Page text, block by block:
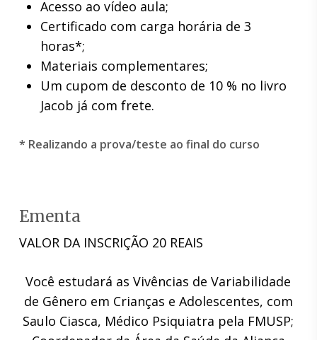
Acesso ao vídeo aula;
Certificado com carga horária de 3
horas*;
Materiais complementares;
Um cupom de desconto de 10 % no livro
Jacob já com frete.
* Realizando a prova/teste ao final do curso
Ementa
VALOR DA INSCRIÇÃO 20 REAIS
Você estudará as Vivências de Variabilidade
de Gênero em Crianças e Adolescentes, com
Saulo Ciasca, Médico Psiquiatra pela FMUSP;